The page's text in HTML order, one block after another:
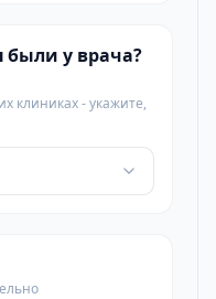
у врача?
клиниках - укажите,